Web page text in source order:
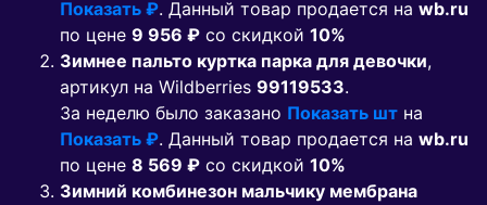
Показать ₽. Данный товар продается на wb.ru
по цене 9 956 ₽ co скидкой 10%
Зимнее пальто куртка парка для девочки,
артикул на Wildberries 99119533.
За неделю было заказано Показать шт на
Показать ₽. Данный товар продается на wb.ru
по цене 8 569 ₽ co скидкой 10%
Зимний комбинезон мальчику мембрана